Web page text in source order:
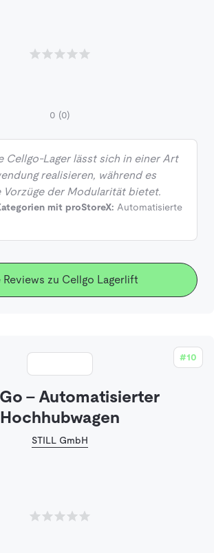
0 (0)
Cellgo-Lager lässt sich in einer Art
realisieren, während es
Vorzüge der Modularität bietet.
mit proStoreX: Automatisierte
Reviews zu Cellgo Lagerlift
#10
- Automatisierter
Hochhubwagen
STILL GmbH